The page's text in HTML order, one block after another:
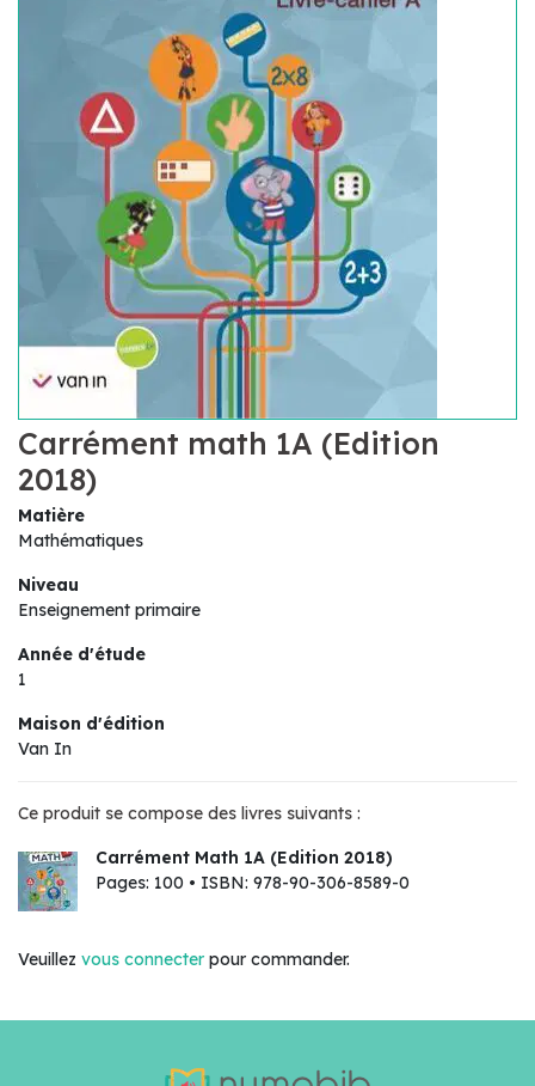
Carrément math 1A (Edition
2018)
Matière
Mathématiques
Niveau
Enseignement primaire
Année d'étude
1
Maison d'édition
Van In
Ce produit se compose des livres suivants :
Carrément Math 1A (Edition 2018)
Pages: 100 • ISBN: 978-90-306-8589-0
Veuillez vous connecter pour commander.